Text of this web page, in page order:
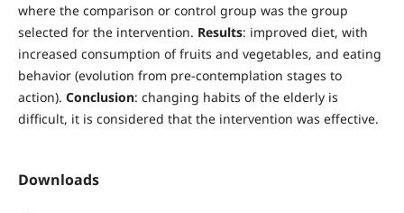
where the comparison or control group was the group
selected for the intervention. Results: improved diet, with
increased consumption of fruits and vegetables, and eating
behavior (evolution from pre-contemplation stages to
action). Conclusion: changing habits of the elderly is
difficult, it is considered that the intervention was effective.
Downloads